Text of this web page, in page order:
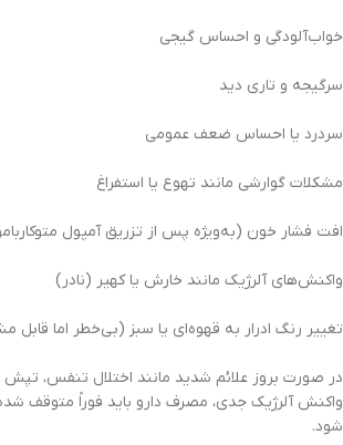
خواب‌آلودگی و احساس گیجی
سرگیجه و تاری دید
سردرد یا احساس ضعف عمومی
مشکلات گوارشی مانند تهوع یا استفراغ
افت فشار خون (به‌ویژه پس از تزریق آمپول
واکنش‌های آلرژیک مانند خارش یا کهیر (نادر)
تغییر رنگ ادرار به قهوه‌ای یا سبز (بی‌خطر اما قابل
در صورت بروز علائم شدید مانند اختلال تنفس، تپش
واکنش آلرژیک جدی، مصرف دارو باید فوراً متوقف
شود.